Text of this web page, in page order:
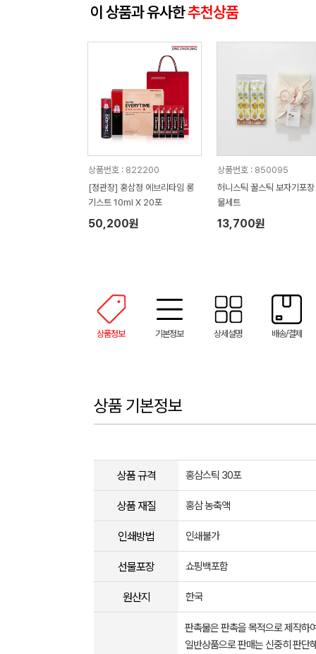
이 상품과 유사한추천상품
상품번호 : 822200
[정관장] 홍삼정 에브리타임 롱
기스트 10ml X 20포
50,200원
상품번호 : 850095
허니스틱 꿀스틱 보자기포장
물세트
13,700원
상품정보 기본정보 상세설명 배송/결제
상품 기본정보
상품 규격 홍삼스틱 30포
상품 재질 홍삼 농축액
인쇄방법 인쇄불가
선물포장 쇼핑백포함
원산지 한국
판촉물은 판촉을 목적으로 제작하
일반상품으로 판매는 신중히 판단